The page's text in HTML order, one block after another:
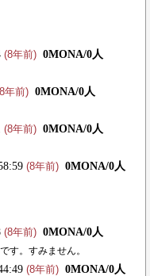
(8年前) 0MONA/0人
年前) 0MONA/0人
(8年前) 0MONA/0人
(8年前) 0MONA/0人
(8年前) 0MONA/0人
す。すみません。
(8年前) 0MONA/0人